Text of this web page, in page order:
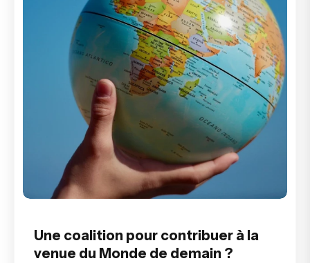
Une coalition pour contribuer à la
venue du Monde de demain ?